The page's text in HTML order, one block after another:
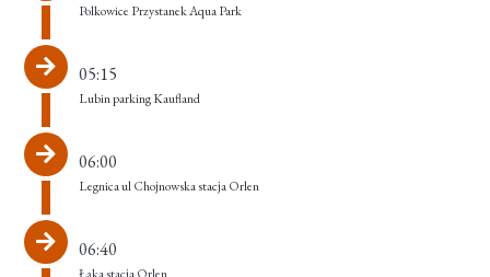
Polkowice Przystanek Aqua Park
05:15
Lubin parking Kaufland
06:00
Legnica ul Chojnowska stacja Orlen
06:40
Łąka stacja Orlen